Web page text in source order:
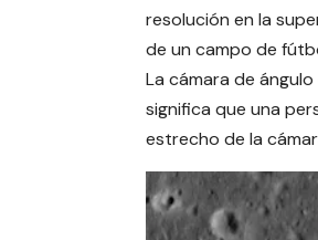
resolución en la
de un campo de
La cámara de
significa que una
estrecho de la